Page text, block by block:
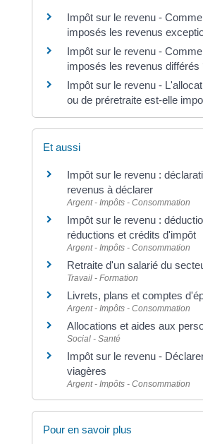
Impôt sur le revenu -
imposés les revenus
Impôt sur le revenu -
imposés les revenus différés
Impôt sur le revenu -
ou de préretraite est-elle
Et aussi
Impôt sur le revenu :
revenus à déclarer
Argent - Impôts - Consommation
Impôt sur le revenu :
réductions et crédits d'impôt
Argent - Impôts - Consommation
Retraite d'un salarié du
Travail - Formation
Livrets, plans et comptes
Argent - Impôts - Consommation
Allocations et aides aux
Social - Santé
Impôt sur le revenu -
viagères
Argent - Impôts - Consommation
Pour en savoir plus